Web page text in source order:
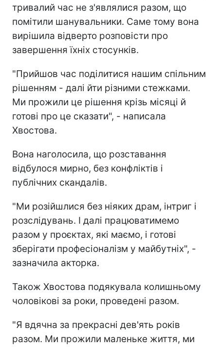
тривалий час не з'являлися разом, що
помітили шанувальники. Саме тому вона
вирішила відверто розповісти про
завершення їхніх стосунків.
"Прийшов час поділитися нашим спільним
рішенням - далі йти різними стежками.
Ми прожили це рішення крізь місяці й
готові про це сказати", - написала
Хвостова.
Вона наголосила, що розставання
відбулося мирно, без конфліктів і
публічних скандалів.
"Ми розійшлися без ніяких драм, інтриг і
розслідувань. І далі працюватимемо
разом у проєктах, які маємо, і готові
зберігати професіоналізм у майбутніх", -
зазначила акторка.
Також Хвостова подякувала колишньому
чоловікові за роки, проведені разом.
"Я вдячна за прекрасні дев'ять років
разом. Ми прожили маленьке життя, ми